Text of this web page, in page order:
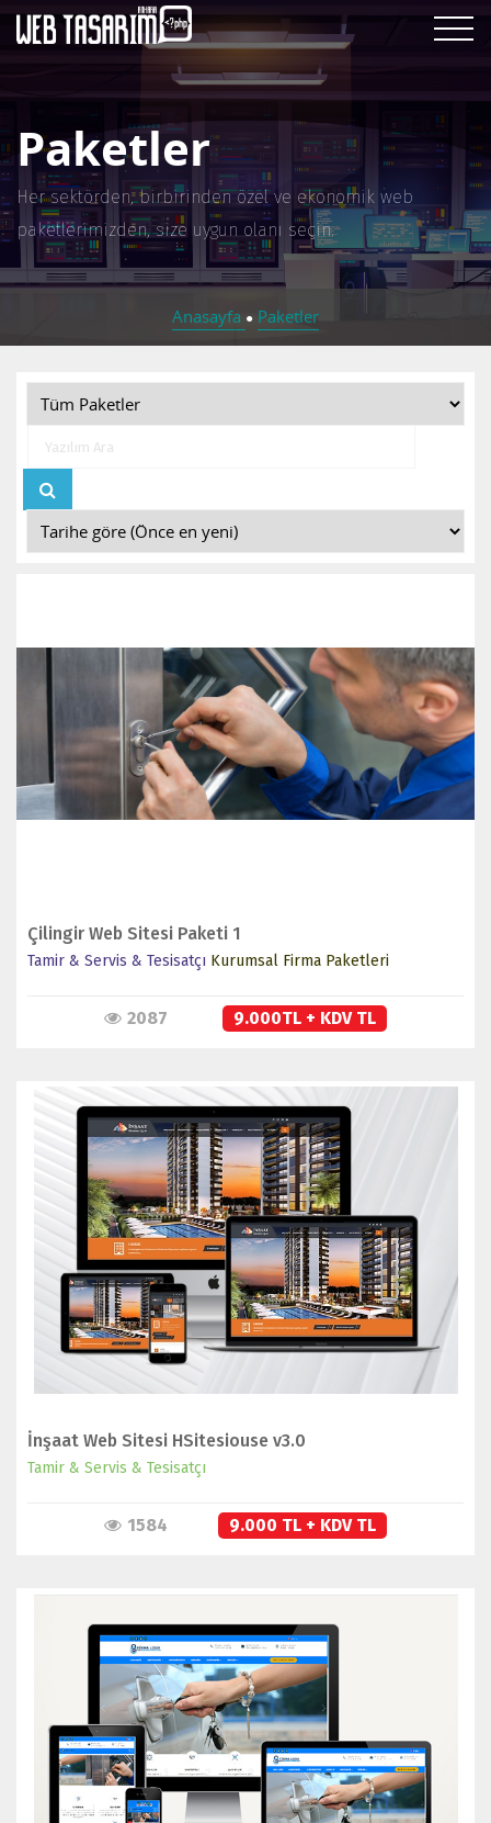
Paketler
Her sektörden, birbirinden özel ve ekonomik web
paketlerimizden, size uygun olanı seçin.
Anasayfa ● Paketler
İNCELE
SATIN AL
Çilingir Web Sitesi Paketi 1
Tamir & Servis & Tesisatçı Kurumsal Firma Paketleri
2087 9.000TL + KDV TL
İNCELE
SATIN AL
İnşaat Web Sitesi HSitesiouse v3.0
Tamir & Servis & Tesisatçı
1584 9.000 TL + KDV TL
İNCELE
SATIN AL